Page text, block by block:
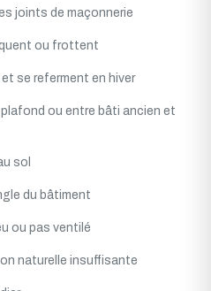
joints de maçonnerie
ou frottent
se referment en hiver
ou entre bâti ancien et
sol
du bâtiment
ou pas ventilé
naturelle insuffisante